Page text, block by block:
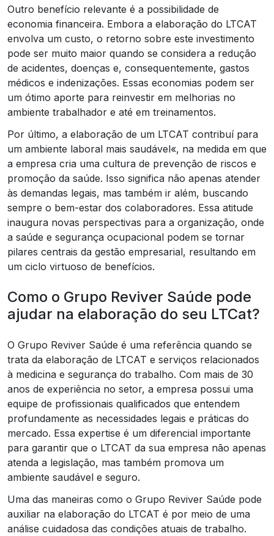
Outro benefício relevante é a possibilidade de
economia financeira. Embora a elaboração do LTCAT
envolva um custo, o retorno sobre este investimento
pode ser muito maior quando se considera a redução
de acidentes, doenças e, consequentemente, gastos
médicos e indenizações. Essas economias podem ser
um ótimo aporte para reinvestir em melhorias no
ambiente trabalhador e até em treinamentos.
Por último, a elaboração de um LTCAT contribuí para
um ambiente laboral mais saudável«, na medida em que
a empresa cria uma cultura de prevenção de riscos e
promoção da saúde. Isso significa não apenas atender
às demandas legais, mas também ir além, buscando
sempre o bem-estar dos colaboradores. Essa atitude
inaugura novas perspectivas para a organização, onde
a saúde e segurança ocupacional podem se tornar
pilares centrais da gestão empresarial, resultando em
um ciclo virtuoso de benefícios.
Como o Grupo Reviver Saúde pode
ajudar na elaboração do seu LTCat?
O Grupo Reviver Saúde é uma referência quando se
trata da elaboração de LTCAT e serviços relacionados
à medicina e segurança do trabalho. Com mais de 30
anos de experiência no setor, a empresa possui uma
equipe de profissionais qualificados que entendem
profundamente as necessidades legais e práticas do
mercado. Essa expertise é um diferencial importante
para garantir que o LTCAT da sua empresa não apenas
atenda a legislação, mas também promova um
ambiente saudável e seguro.
Uma das maneiras como o Grupo Reviver Saúde pode
auxiliar na elaboração do LTCAT é por meio de uma
análise cuidadosa das condições atuais de trabalho.